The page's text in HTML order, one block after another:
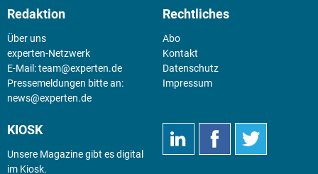
Redaktion
Über uns
experten-Netzwerk
E-Mail:team@experten.de
Pressemeldungen bitte an:
news@experten.de
Rechtliches
Abo
Kontakt
Datenschutz
Impressum
KIOSK
Unsere Magazine gibt es digital
im Kiosk.